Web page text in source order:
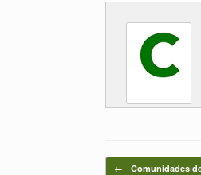
Navegador de
← Comunidades